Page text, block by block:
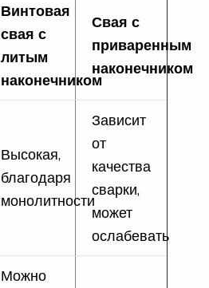
Винтовая
свая с
литым
наконечником
Свая с
приваренным
наконечником
Высокая,
благодаря
монолитности
Зависит
от
качества
сварки,
может
ослабевать
Можно